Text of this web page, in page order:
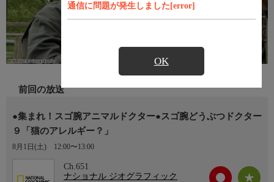
通信に問題が発生しました[error]
OK
前回の放送
●集まれ！スゴ腕アニマルドクター●スゴ腕どうぶつドクター
９「猫のアレルギー？」
8月1日(土) 12:00〜13:00
Ch.651
ナショナル ジオグラフィック